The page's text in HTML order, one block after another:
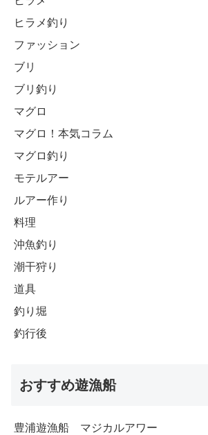
ヒラメ釣り
ファッション
ブリ
ブリ釣り
マグロ
マグロ！本気コラム
マグロ釣り
モテルアー
ルアー作り
料理
沖魚釣り
潮干狩り
道具
釣り堀
釣行後
おすすめ遊漁船
豊浦遊漁船 マジカルアワー